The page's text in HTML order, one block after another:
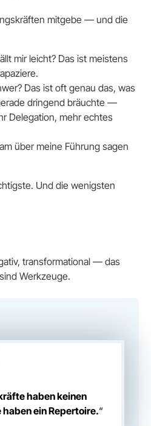
mitgebe — und die
mir leicht? Das ist meistens
Das ist oft genau das, was
dringend bräuchte —
Delegation, mehr echtes
über meine Führung sagen
Und die wenigsten
transformational — das
Werkzeuge.
haben keinen
haben ein Repertoire.“